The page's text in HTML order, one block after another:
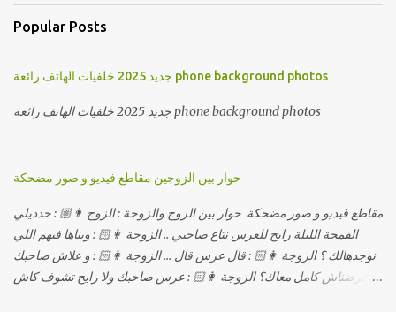
Popular Posts
جديد 2025 خلفيات الهاتف رائعة phone background photos
جديد 2025 خلفيات الهاتف رائعة phone background photos
حوار بين الزوجين مقاطع فيديو و صور مضحكة
مقاطع فيديو و صور مضحكة حوار بين الزوج والزوجة : الزوج 👨🏼 : حدديلي
القمجة الليلة رايح للعرس نتاع صاحبي .. الزوجة 👩🏻 : ويناها فيهم اللي
نوجدهالك ؟ الزوجة 👩🏻 : قال عرس قال ... الزوجة 👩🏻 : و علاش صاحبك
ماعرضناش كامل معاك؟ الزوجة 👩🏻 : عرس صاحبك ولا رايح تشوف كاش